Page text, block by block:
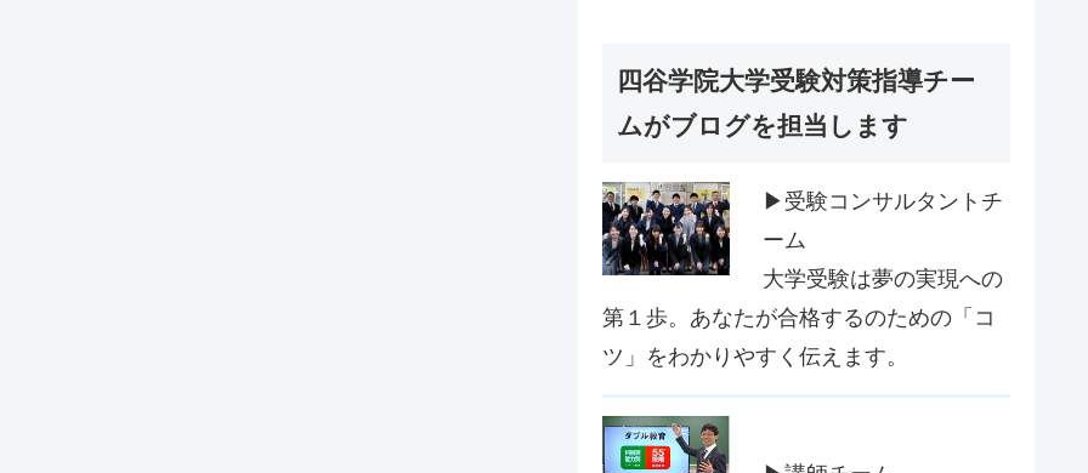
四谷学院大学受験対策指導チー
ムがブログを担当します
▶受験コンサルタントチ
ーム
大学受験は夢の実現への
第１歩。あなたが合格するのための「コ
ツ」をわかりやすく伝えます。